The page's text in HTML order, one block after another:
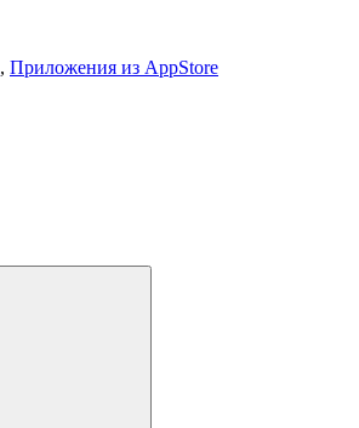
, Приложения из AppStore